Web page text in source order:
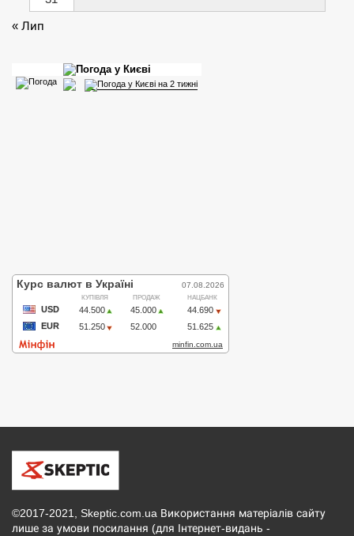
« Лип
©2017-2021, Skeptic.com.ua Використання матеріалів сайту
лише за умови посилання (для Інтернет-видань -